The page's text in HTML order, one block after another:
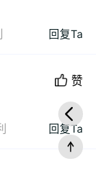
回复Ta
赞
回复Ta